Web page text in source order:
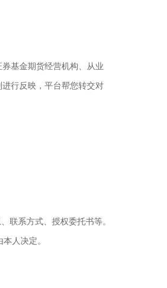
基金期货经营机构、从业
行反映，平台帮您转交对
联系方式、授权委托书等。
人决定。